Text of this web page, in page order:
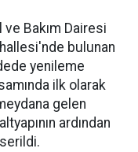
Bakım Dairesi
bulunan
yenileme
ilk olarak
gelen
ardından